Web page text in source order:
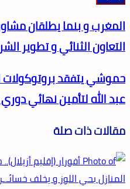
المغرب و بنما يطلقان
التعاون الثنائي و تطوير
حموشي يتفقد بروتوكولات
عبد الله لتأمين نهائي دوري
مقالات ذات صلة